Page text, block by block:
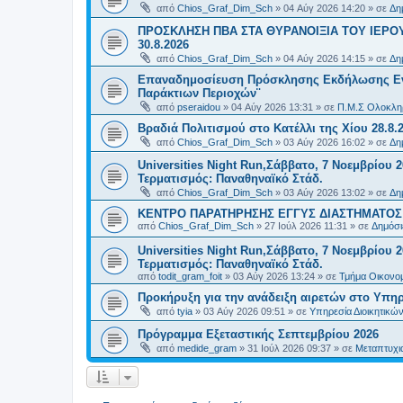
από Chios_Graf_Dim_Sch » 04 Αύγ 2026 14:20 » σε
ΠΡΟΣΚΛΗΣΗ ΠΒΑ ΣΤΑ ΘΥΡΑΝΟΙΞΙΑ ΤΟΥ
30.8.2026
από Chios_Graf_Dim_Sch » 04 Αύγ 2026 14:15 » σε
Επαναδημοσίευση Πρόσκλησης Εκδήλωσης
Παράκτιων Περιοχών¨
από pseraidou » 04 Αύγ 2026 13:31 » σε Π.Μ.Σ
Βραδιά Πολιτισμού στο Κατέλλι της Χίου
από Chios_Graf_Dim_Sch » 03 Αύγ 2026 16:02 » σε
Universities Night Run,Σάββατο, 7 Νοεμβρίου
Τερματισμός: Παναθηναϊκό Στάδ.
από Chios_Graf_Dim_Sch » 03 Αύγ 2026 13:02 » σε
ΚΕΝΤΡΟ ΠΑΡΑΤΗΡΗΣΗΣ ΕΓΓΥΣ ΔΙΑΣΤΗΜΑΤΟΣ
από Chios_Graf_Dim_Sch » 27 Ιούλ 2026 11:31 » σε
Universities Night Run,Σάββατο, 7 Νοεμβρίου
Τερματισμός: Παναθηναϊκό Στάδ.
από todit_gram_foit » 03 Αύγ 2026 13:24 » σε Τμήμα
Προκήρυξη για την ανάδειξη αιρετών στο
από tyia » 03 Αύγ 2026 09:51 » σε Υπηρεσία
Πρόγραμμα Εξεταστικής Σεπτεμβρίου 2026
από medide_gram » 31 Ιούλ 2026 09:37 » σε